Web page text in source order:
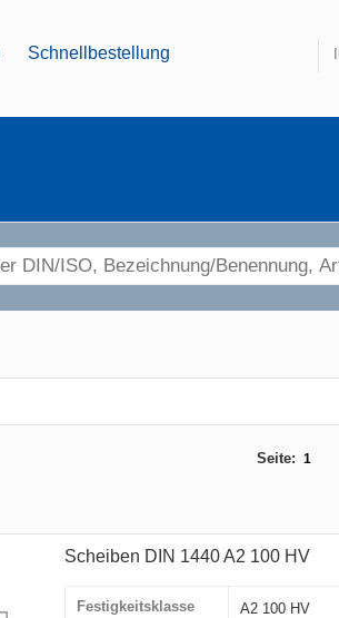
Schnellbestellung
Seite: 1
Scheiben DIN 1440 A2 100 HV
Festigkeitsklasse A2 100 HV